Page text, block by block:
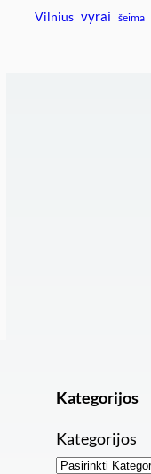
Vilnius vyrai šeima
Kategorijos
Kategorijos